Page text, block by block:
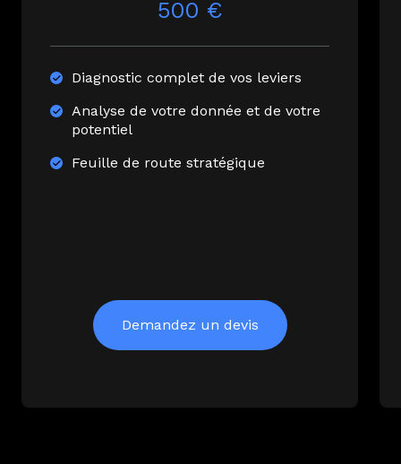
500 €
Diagnostic complet de vos leviers
Analyse de votre donnée et de votre
potentiel
Feuille de route stratégique
Demandez un devis